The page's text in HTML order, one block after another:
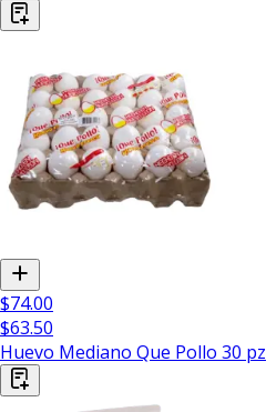
$74.00
$63.50
Huevo Mediano Que Pollo 30 pz